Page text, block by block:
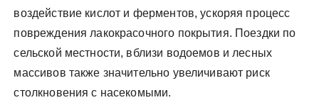
воздействие кислот и ферментов, ускоряя процесс
повреждения лакокрасочного покрытия. Поездки по
сельской местности, вблизи водоемов и лесных
массивов также значительно увеличивают риск
столкновения с насекомыми.